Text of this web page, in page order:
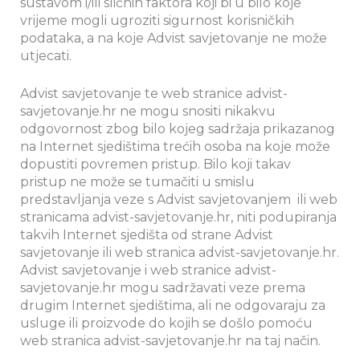
vrijeme mogli ugroziti sigurnost korisničkih
podataka, a na koje Advist savjetovanje ne može
utjecati.
Advist savjetovanje te web stranice advist-
savjetovanje.hr ne mogu snositi nikakvu
odgovornost zbog bilo kojeg sadržaja prikazanog
na Internet sjedištima trećih osoba na koje može
dopustiti povremen pristup. Bilo koji takav
pristup ne može se tumačiti u smislu
predstavljanja veze s Advist savjetovanjem ili web
stranicama advist-savjetovanje.hr, niti podupiranja
takvih Internet sjedišta od strane Advist
savjetovanje ili web stranica advist-savjetovanje.hr.
Advist savjetovanje i web stranice advist-
savjetovanje.hr mogu sadržavati veze prema
drugim Internet sjedištima, ali ne odgovaraju za
usluge ili proizvode do kojih se došlo pomoću
web stranica advist-savjetovanje.hr na taj način.